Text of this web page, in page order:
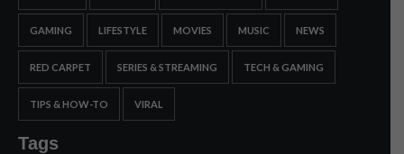
GAMING LIFESTYLE MOVIES MUSIC NEWS
RED CARPET SERIES & STREAMING TECH & GAMING
TIPS & HOW-TO VIRAL
Tags